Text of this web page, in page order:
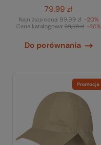
79,99 zł
Najniższa cena: 99,99 zł -20%
Cena katalogowa:99,99 zł -20%
Do porównania
Promocja